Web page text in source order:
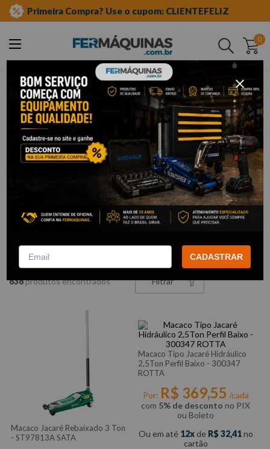
Primeira Compra? Use o cupom: CLIENTEFELIZ
0
Buscar
equipamento auto center
Equipamento Auto Center
Para montar umauto centerque atenda às suas expectativas,
invista em produtos de alta qualidade na Fermáquinas.
Além disso, entenda claramente o que um auto center oferece e
como ele se diferencia de uma loja de autopeças. Aqui estão
algumas dicas e informações importantes para quem está
considerando essa empreitada.
VER MAIS!
636 Filtrar
Macaco Jacaré Rebaixado 3 Ton
- ST97813A SATA
Macaco Tipo Jacaré Hidráulico
2,5Ton Perfil Baixo - 300347
ROTTA
Por: R$ 369,55 /cada
com 5% de desconto no PIX
ou Boleto
Ou em até 12 de R$ 32,41no
cartão
CADASTRAR